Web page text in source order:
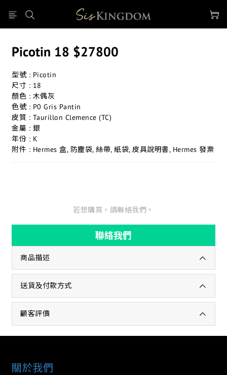
Picotin 18 $27800
型號 : Picotin
尺寸 : 18
顏色 : 木偶灰
色號 : P0 Gris Pantin
皮質 : Taurillon Clemence (TC)
金屬 : 銀
年份 : K
附件 : Hermes 盒, 防塵袋, 絲帶, 紙袋, 皮具說明書, Hermes 發票
若想購買，請聯絡我們。
聯絡我們
商品描述
送貨及付款方式
顧客評價
關於我們